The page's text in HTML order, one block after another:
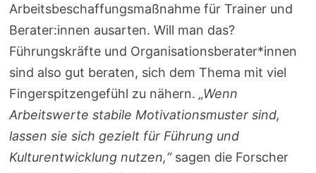
Arbeitsbeschaffungsmaßnahme für Trainer und
Berater:innen ausarten. Will man das?
Führungskräfte und Organisationsberater*innen
sind also gut beraten, sich dem Thema mit viel
Fingerspitzengefühl zu nähern.„Wenn
Arbeitswerte stabile Motivationsmuster sind,
lassen sie sich gezielt für Führung und
Kulturentwicklung nutzen,“sagen die Forscher